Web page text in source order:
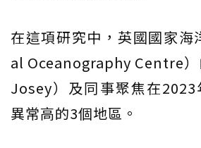
在這項研究中，英國國家
al Oceanography Centre
Josey）及同事聚焦在
異常高的3個地區。